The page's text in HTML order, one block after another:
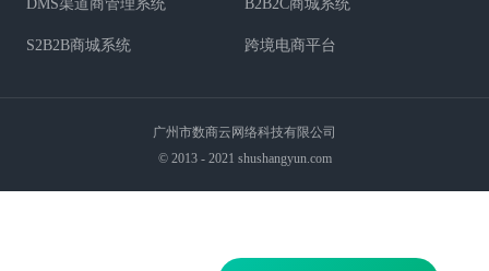
DMS渠道商管理系统 B2B2C商城系统
S2B2B商城系统 跨境电商平台
广州市数商云网络科技有限公司
© 2013 - 2021 shushangyun.com